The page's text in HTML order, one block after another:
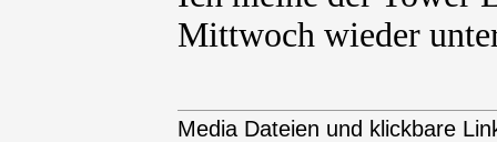
Mittwoch wieder
Media Dateien und klickbare